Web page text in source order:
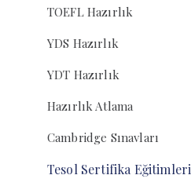
TOEFL Hazırlık
YDS Hazırlık
YDT Hazırlık
Hazırlık Atlama
Cambridge Sınavları
Tesol Sertifika Eğitimleri